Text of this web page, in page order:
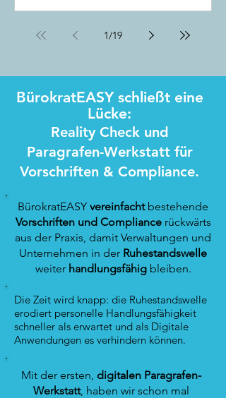
genug entlastet, und zu wenig Personal.
1/19
BürokratEASY schließt eine
Lücke:
Reality Check und
Paragrafen-Werkstatt für
Vorschriften & Compliance.
BürokratEASY vereinfacht bestehende
Vorschriften und Compliance rückwärts
aus der Praxis, damit Verwaltungen und
Unternehmen in der Ruhestandswelle
weiter handlungsfähig bleiben.
Die Zeit wird knapp: die Ruhestandswelle
erodiert personelle Handlungsfähigkeit
schneller als erwartet und als Digitale
Anwendungen es verhindern können.
Mit der ersten, digitalen Paragrafen-
Werkstatt, haben wir schon mal